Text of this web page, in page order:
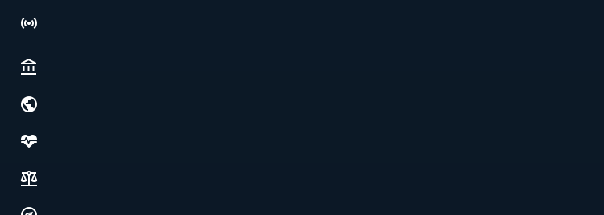
Live
Politics & institutions
Society, justice & freedoms